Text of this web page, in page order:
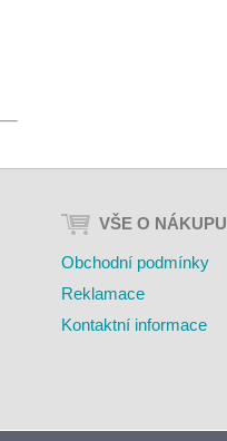
VŠE O NÁKUPU
Obchodní podmínky
Reklamace
Kontaktní informace